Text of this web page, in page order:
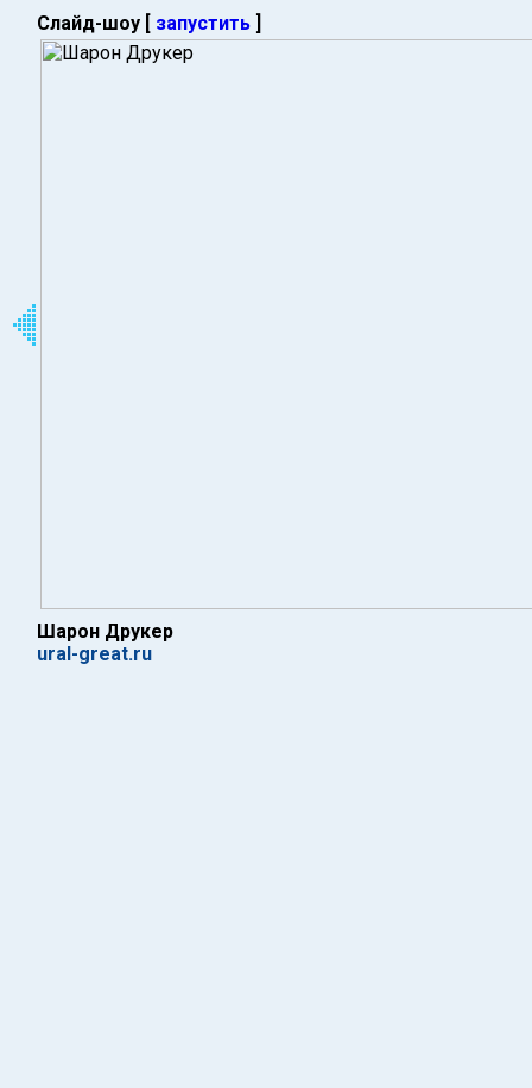
Слайд-шоу [ запустить ]
Шарон Друкер
ural-great.ru